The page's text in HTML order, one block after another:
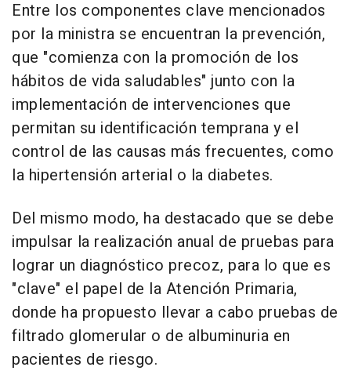
Entre los componentes clave mencionados
por la ministra se encuentran la prevención,
que "comienza con la promoción de los
hábitos de vida saludables" junto con la
implementación de intervenciones que
permitan su identificación temprana y el
control de las causas más frecuentes, como
la hipertensión arterial o la diabetes.
Del mismo modo, ha destacado que se debe
impulsar la realización anual de pruebas para
lograr un diagnóstico precoz, para lo que es
"clave" el papel de la Atención Primaria,
donde ha propuesto llevar a cabo pruebas de
filtrado glomerular o de albuminuria en
pacientes de riesgo.